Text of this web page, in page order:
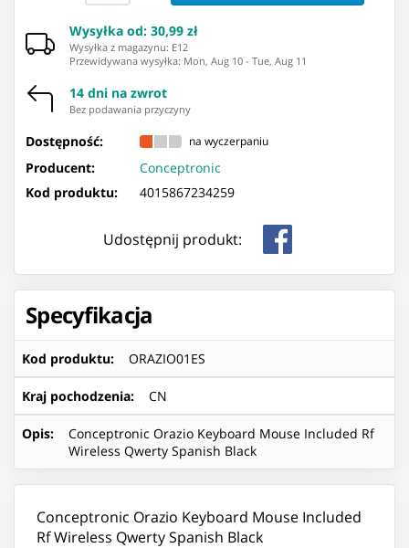
Wysyłka od: 30,99 zł
Wysyłka z magazynu: ⁨E12⁩
Przewidywana wysyłka: Mon, Aug 10 - Tue, Aug 11
14 dni na zwrot
Bez podawania przyczyny
Dostępność: na wyczerpaniu
Producent:
Conceptronic
Kod produktu:
4015867234259
Udostępnij produkt:
Specyfikacja
Kod produktu: ORAZIO01ES
Kraj pochodzenia: CN
Opis:
Conceptronic Orazio Keyboard Mouse Included Rf
Wireless Qwerty Spanish Black
Conceptronic Orazio Keyboard Mouse Included
Rf Wireless Qwerty Spanish Black